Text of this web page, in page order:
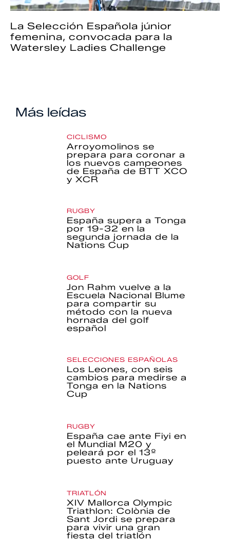
La Selección Española júnior
femenina, convocada para la
Watersley Ladies Challenge
Más leídas
CICLISMO
Arroyomolinos se
prepara para coronar a
los nuevos campeones
de España de BTT XCO
y XCR
RUGBY
España supera a Tonga
por 19-32 en la
segunda jornada de la
Nations Cup
GOLF
Jon Rahm vuelve a la
Escuela Nacional Blume
para compartir su
método con la nueva
hornada del golf
español
SELECCIONES ESPAÑOLAS
Los Leones, con seis
cambios para medirse a
Tonga en la Nations
Cup
RUGBY
España cae ante Fiyi en
el Mundial M20 y
peleará por el 13º
puesto ante Uruguay
TRIATLÓN
XIV Mallorca Olympic
Triathlon: Colònia de
Sant Jordi se prepara
para vivir una gran
fiesta del triatlón